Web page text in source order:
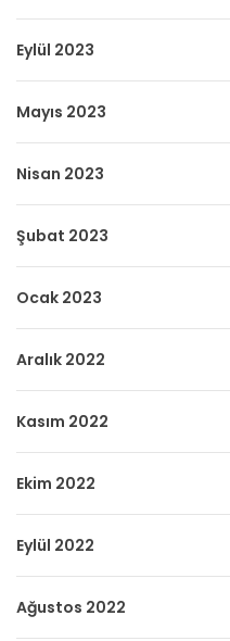
Eylül 2023
Mayıs 2023
Nisan 2023
Şubat 2023
Ocak 2023
Aralık 2022
Kasım 2022
Ekim 2022
Eylül 2022
Ağustos 2022